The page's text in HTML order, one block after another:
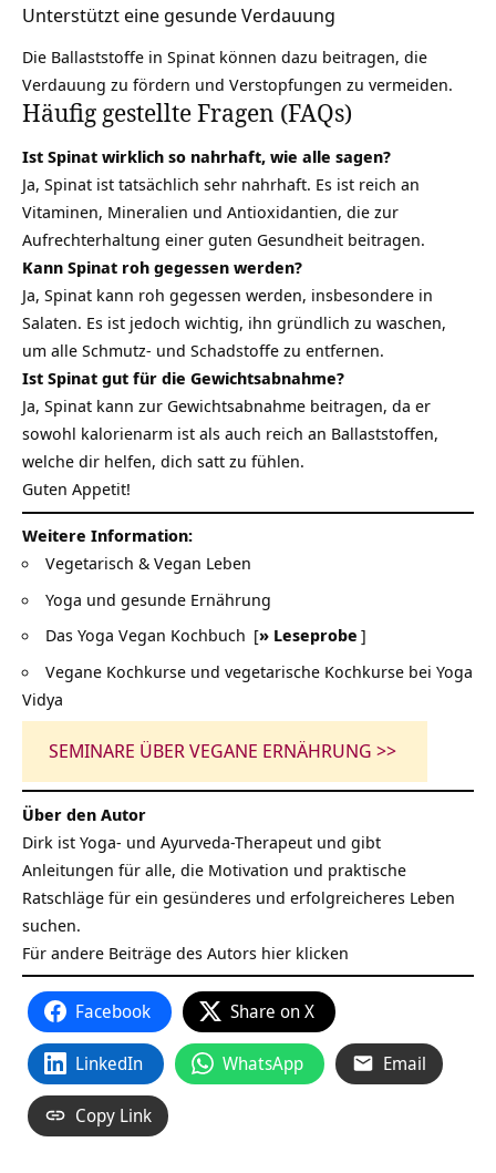
Unterstützt eine gesunde Verdauung
Die Ballaststoffe in Spinat können dazu beitragen, die
Verdauung zu fördern und Verstopfungen zu vermeiden.
Häufig gestellte Fragen (FAQs)
Ist Spinat wirklich so nahrhaft, wie alle sagen?
Ja, Spinat ist tatsächlich sehr nahrhaft. Es ist reich an
Vitaminen, Mineralien und Antioxidantien, die zur
Aufrechterhaltung einer guten Gesundheit beitragen.
Kann Spinat roh gegessen werden?
Ja, Spinat kann roh gegessen werden, insbesondere in
Salaten. Es ist jedoch wichtig, ihn gründlich zu waschen,
um alle Schmutz- und Schadstoffe zu entfernen.
Ist Spinat gut für die Gewichtsabnahme?
Ja, Spinat kann zur Gewichtsabnahme beitragen, da er
sowohl kalorienarm ist als auch reich an Ballaststoffen,
welche dir helfen, dich satt zu fühlen.
Guten Appetit!
Weitere Information:
Vegetarisch & Vegan Leben
Yoga und gesunde Ernährung
Das Yoga Vegan Kochbuch [» Leseprobe ]
Vegane Kochkurse und vegetarische Kochkurse bei Yoga
Vidya
SEMINARE ÜBER VEGANE ERNÄHRUNG >>
Über den Autor
Dirk ist Yoga- und Ayurveda-Therapeut und gibt
Anleitungen für alle, die Motivation und praktische
Ratschläge für ein gesünderes und erfolgreicheres Leben
suchen.
Für andere Beiträge des Autors hier klicken
Facebook Share on X
LinkedIn WhatsApp Email
Copy Link